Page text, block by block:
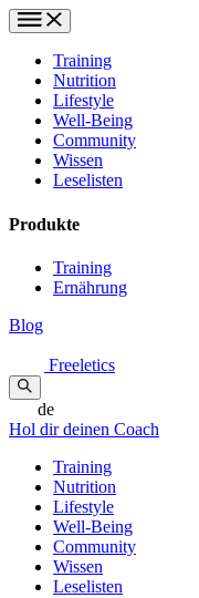
Training
Nutrition
Lifestyle
Well-Being
Community
Wissen
Leselisten
Produkte
Training
Ernährung
Blog
Freeletics
de
Hol dir deinen Coach
Training
Nutrition
Lifestyle
Well-Being
Community
Wissen
Leselisten